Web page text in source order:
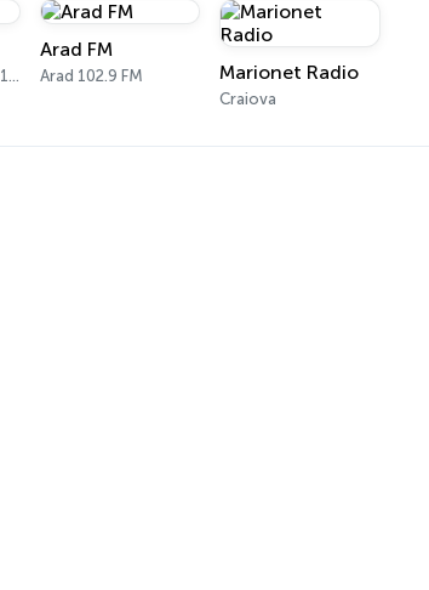
Sighetu Marmației 1404 AM
Arad FM
Arad 102.9 FM Marionet Radio
Craiova